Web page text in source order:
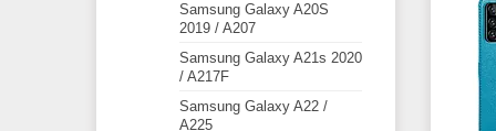
Samsung Galaxy A20S
2019 / A207
Samsung Galaxy A21s 2020
/ A217F
Samsung Galaxy A22 /
A225